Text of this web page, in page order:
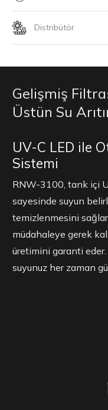
Distribütör
Gelişmiş
Üstün Su
UV-C LED ile
Sistemi
RNW-3100, tank içi
sayesinde suyun
temizlenmesini
müdahaleye gerek
üretimini garanti eder.
suyunuz her zaman